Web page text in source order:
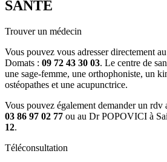
SANTÉ
Trouver un médecin
Vous pouvez vous adresser directement
Domats : 09 72 43 30 03. Le centre de
une sage-femme, une orthophoniste, un
ostéopathes et une acupunctrice.
Vous pouvez également demander un
03 86 97 02 77 ou au Dr POPOVICI à
12.
Téléconsultation